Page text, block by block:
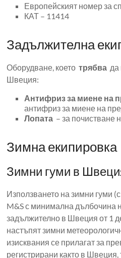
Европейският номер за
КАТ – 11414
Задължителна
Оборудване, коетотрябва да
Швеция:
Антифриз за миене на
антифриз за миене на
Лопата – за почистване
Зимна екипировка
Зимни гуми в
Използването на зимни гуми
M&S с минимална дълбочина
задължително в Швеция от 1
настъпят зимни
изисквания се прилагат за
регистрирани както в Швеция,